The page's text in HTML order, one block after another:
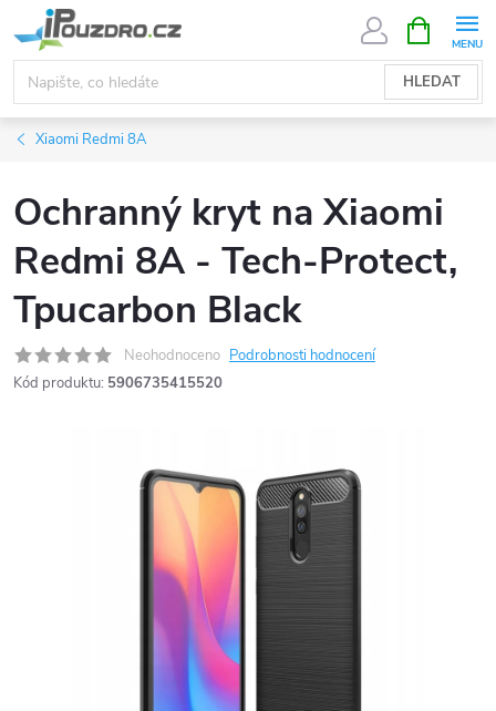
na
obsah
HLEDAT
NÁKUPNÍ
KOŠÍK
Xiaomi Redmi 8A
Ochranný kryt na Xiaomi
Redmi 8A - Tech-Protect,
Tpucarbon Black
Neohodnoceno Podrobnosti hodnocení
Kód produktu: 5906735415520